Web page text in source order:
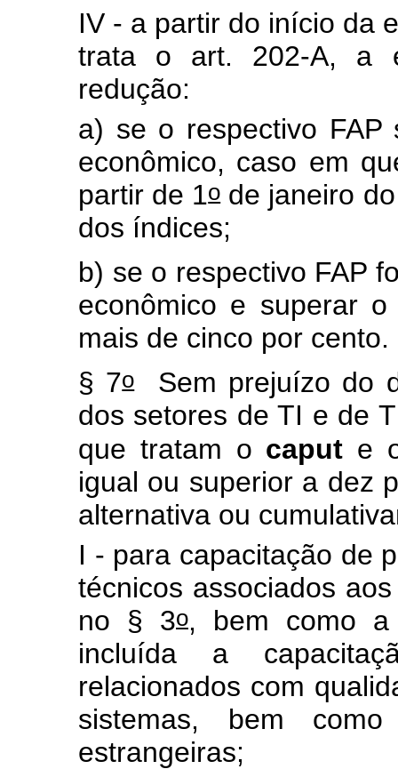
IV - a partir do início da
trata o art. 202-A, a
redução:
a) se o respectivo FAP
econômico, caso em
partir de 1ode janeiro
dos índices;
b) se o respectivo FAP
econômico e superar
mais de cinco por cento.
§ 7oSem prejuízo do
dos setores de TI e de
que tratam o caput e
igual ou superior a dez
alternativa ou
I - para capacitação de
técnicos associados
no § 3o, bem como
incluída a
relacionados com
sistemas, bem
estrangeiras;